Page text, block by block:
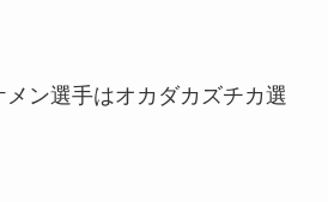
メン選手はオカダカズチカ選